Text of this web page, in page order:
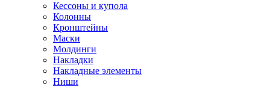
Кессоны и купола
Колонны
Кронштейны
Маски
Молдинги
Накладки
Накладные элементы
Ниши